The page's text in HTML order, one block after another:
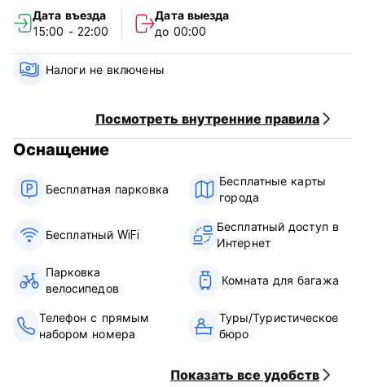
across the street for easy access to all points on the island.
Martha's Vineyard is an island with a rich history, offering
summer recreation opportunities ranging from beautiful
public beaches, bicycle paths and art galleries to chartered
Seasonal hostel operation: mid-May to mid-Oct
Дата въезда
15:00 - 22:00
Дата выезда
до 00:00
Налоги не включены
Посмотреть внутренние правила
Оснащение
Бесплатная парковка
Бесплатные карты
города
Бесплатный WiFi
Бесплатный доступ в
Интернет
Парковка
велосипедов
Комната для багажа
Телефон с прямым
набором номера
Туры/Туристическое
бюро
Показать все удобств